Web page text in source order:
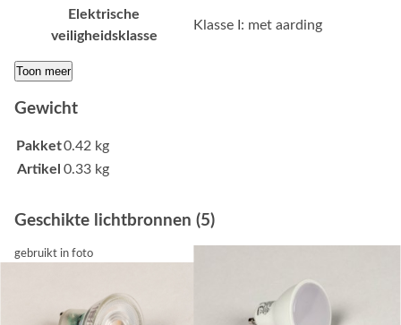
Elektrische
veiligheidsklasse
Klasse I: met aarding
Toon meer
Gewicht
Pakket0.42 kg
Artikel 0.33 kg
Geschikte lichtbronnen (5)
gebruikt in foto